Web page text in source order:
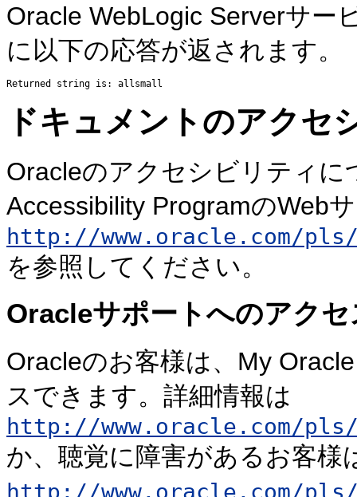
Oracle WebLogic Serverサー
に以下の応答が返されます。
ドキュメントのアクセ
Oracleのアクセシビリティに
Accessibility ProgramのWeb
http://www.oracle.com/
を参照してください。
Oracleサポートへのアクセ
Oracleのお客様は、My
スできます。詳細情報は
http://www.oracle.com/
か、聴覚に障害があるお客様
http://www.oracle.com/